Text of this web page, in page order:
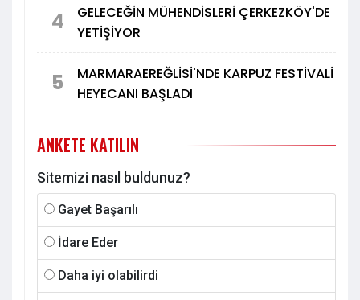
4
GELECEĞİN MÜHENDİSLERİ ÇERKEZKÖY'DE
YETİŞİYOR
5
MARMARAEREĞLİSİ'NDE KARPUZ FESTİVALİ
HEYECANI BAŞLADI
ANKETE KATILIN
Sitemizi nasıl buldunuz?
Gayet Başarılı
İdare Eder
Daha iyi olabilirdi